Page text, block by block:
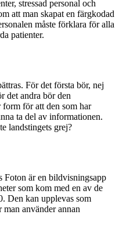
stressad personal och
att man skapat en färgkodad
måste förklara för alla
patienter.
För det första bör, nej
det andra bör den
form för att den som har
ta del av informationen.
landstingets grej?
är en bildvisningsapp
som kom med en av de
Den kan upplevas som
använder annan